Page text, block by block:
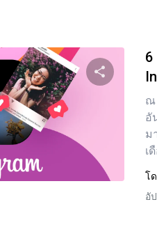
แบ่งปั
ทวิตเตอร์
ณ
อั
ม
เ
โ
อั